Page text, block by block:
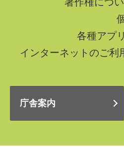
各種アプ
インターネットのご利
庁舎案内